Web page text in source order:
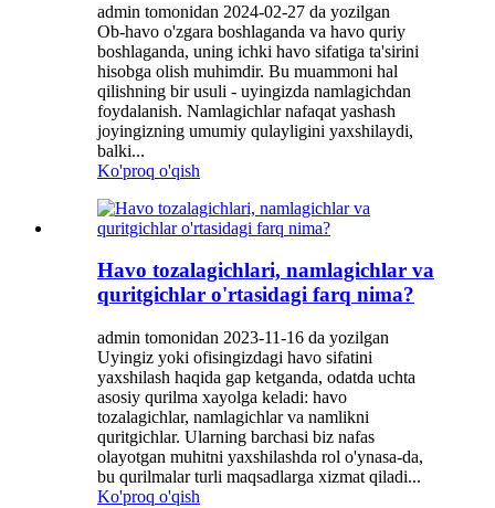
admin tomonidan 2024-02-27 da yozilgan
Ob-havo o'zgara boshlaganda va havo quriy
boshlaganda, uning ichki havo sifatiga ta'sirini
hisobga olish muhimdir. Bu muammoni hal
qilishning bir usuli - uyingizda namlagichdan
foydalanish. Namlagichlar nafaqat yashash
joyingizning umumiy qulayligini yaxshilaydi,
balki...
Ko'proq o'qish
Havo tozalagichlari, namlagichlar va
quritgichlar o'rtasidagi farq nima?
admin tomonidan 2023-11-16 da yozilgan
Uyingiz yoki ofisingizdagi havo sifatini
yaxshilash haqida gap ketganda, odatda uchta
asosiy qurilma xayolga keladi: havo
tozalagichlar, namlagichlar va namlikni
quritgichlar. Ularning barchasi biz nafas
olayotgan muhitni yaxshilashda rol o'ynasa-da,
bu qurilmalar turli maqsadlarga xizmat qiladi...
Ko'proq o'qish